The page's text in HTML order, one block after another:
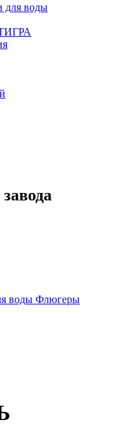
воды
воды Флюгеры